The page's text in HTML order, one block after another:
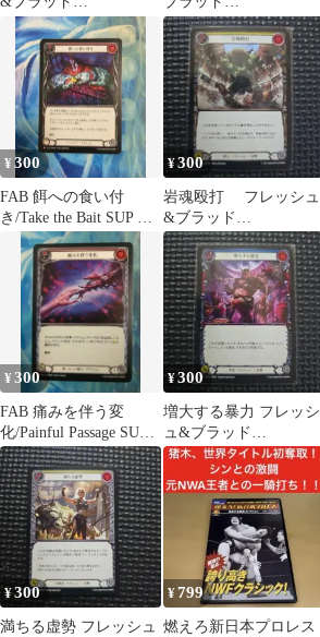
FLESH&BLOOD 闘魂
激突
FLESH&BLOOD 闘魂
激突
¥300
FAB 餌への食い付
き/Take the Bait SUP 日
本語版
¥300
岩魂殴打 フレッシュ
&ブラッド
FLESH&BLOOD 闘魂
激突
¥300
FAB 痛みを伴う変
化/Painful Passage SUP
日本語版
¥300
増大する暴力 フレッシ
ュ&ブラッド
FLESH&BLOOD 闘魂
¥300
満ちる虚勢 フレッシュ
¥799
燃えろ新日本プロレス